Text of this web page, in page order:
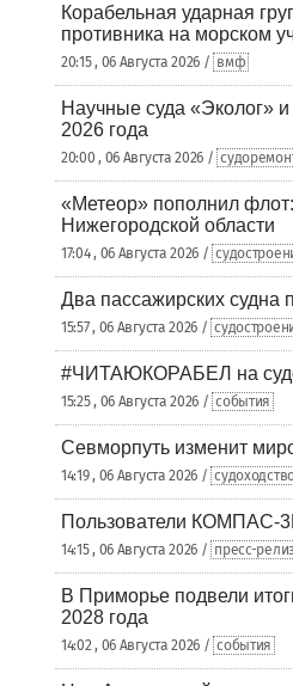
Корабельная ударная
противника на морском
20:15 , 06 Августа 2026 / вмф
Научные суда «Эколог»
2026 года
20:00 , 06 Августа 2026 /
«Метеор» пополнил
Нижегородской области
17:04 , 06 Августа 2026 /
Два пассажирских
15:57 , 06 Августа 2026 /
#ЧИТАЮКОРАБЕЛ на
15:25 , 06 Августа 2026 / события
Севморпуть изменит
14:19 , 06 Августа 2026 /
Пользователи КОМПАС-
14:15 , 06 Августа 2026 / пресс-
В Приморье подвели
2028 года
14:02 , 06 Августа 2026 / события